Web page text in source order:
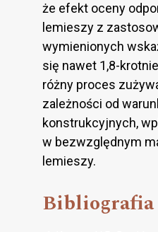
że efekt oceny
lemieszy z
wymienionych
się nawet 1,8-
różny proces
zależności od
konstrukcyjnych,
w bezwzględnym
lemieszy.
Bibliografia